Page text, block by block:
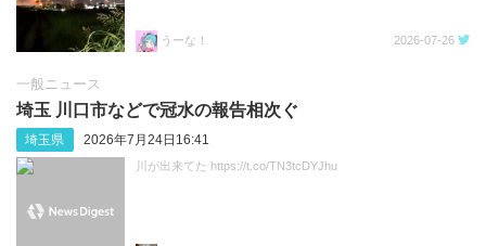
うーな！ 2026-07-26
一般ニュース
埼玉 川口市などで冠水の報告相次ぐ
埼玉県 2026年7月24日16:41
川が出来てた https://t.co/TN3tcDYJhu